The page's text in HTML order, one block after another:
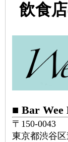
飲食
■ Bar
〒150-0043
東京都渋谷